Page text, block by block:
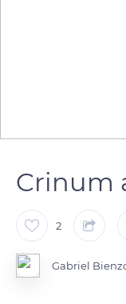
Crinum
2
Gabriel